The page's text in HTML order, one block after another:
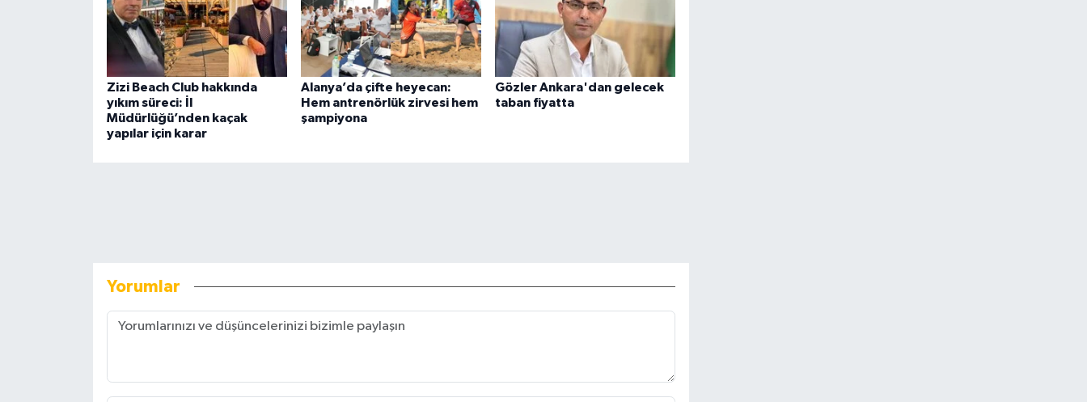
Zizi Beach Club hakkında
yıkım süreci: İl
Müdürlüğü’nden kaçak
yapılar için karar
Alanya’da çifte heyecan:
Hem antrenörlük zirvesi hem
şampiyona
Gözler Ankara'dan gelecek
taban fiyatta
Yorumlar